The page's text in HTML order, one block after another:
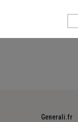
Generali.fr